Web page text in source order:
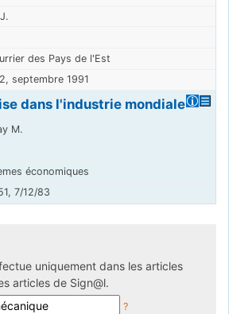
des Pays de l'Est
septembre 1991
dans l'industrie mondiale
M.
économiques
7/12/83
uniquement dans les articles
articles de Sign@l.
?